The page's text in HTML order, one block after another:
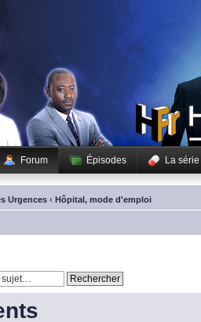
Forum Épisodes La série
Urgences ‹ Hôpital, mode d'emploi